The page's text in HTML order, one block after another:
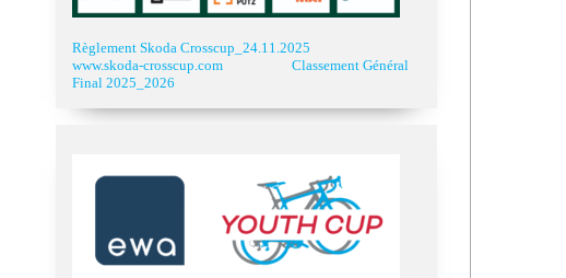
Règlement Skoda Crosscup_24.11.2025
www.skoda-crosscup.com
Classement Général
Final 2025_2026